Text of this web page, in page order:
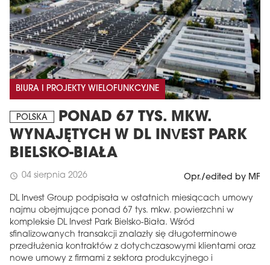
BIURA I PROJEKTY WIELOFUNKCYJNE
POLSKA
PONAD 67 TYS. MKW.
WYNAJĘTYCH W DL INVEST PARK
BIELSKO-BIAŁA
schedule 04 sierpnia 2026 Opr./edited by MF
DL Invest Group podpisała w ostatnich miesiącach umowy
najmu obejmujące ponad 67 tys. mkw. powierzchni w
kompleksie DL Invest Park Bielsko-Biała. Wśród
sfinalizowanych transakcji znalazły się długoterminowe
przedłużenia kontraktów z dotychczasowymi klientami oraz
nowe umowy z firmami z sektora produkcyjnego i